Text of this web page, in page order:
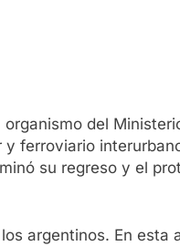
del
ferroviario
su regreso y el
argentinos. En